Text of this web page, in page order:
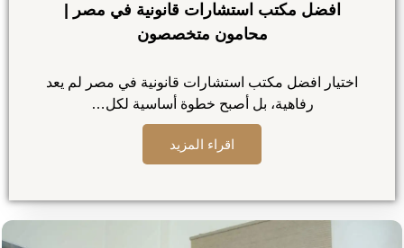
افضل مكتب استشارات قانونية في مصر |
محامون متخصصون
اختيار افضل مكتب استشارات قانونية في مصر لم يعد
رفاهية، بل أصبح خطوة أساسية لكل…
اقراء المزيد